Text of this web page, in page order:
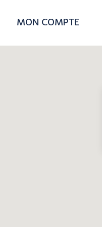
MON COMPTE